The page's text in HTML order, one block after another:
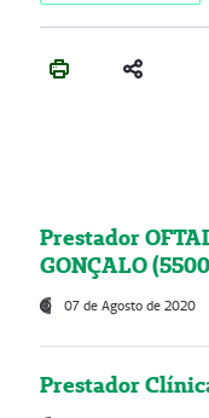
Prestador
GONÇALO
07 de Agosto de 2020
Prestador